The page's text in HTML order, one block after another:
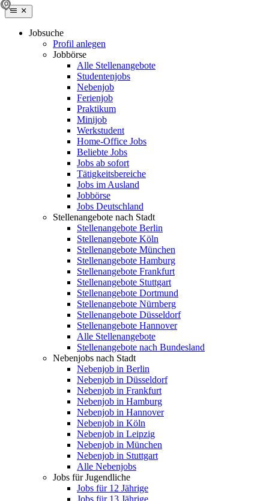
Jobsuche
Profil anlegen
Jobbörse
Alle Stellenangebote
Studentenjobs
Nebenjob
Ferienjob
Praktikum
Minijob
Werkstudent
Home-Office Jobs
Beliebte Jobs
Jobs ab sofort
Tätigkeitsbereiche
Jobs im Ausland
Jobbörse
Jobs Deutschland
Stellenangebote nach Stadt
Stellenangebote Berlin
Stellenangebote Köln
Stellenangebote München
Stellenangebote Hamburg
Stellenangebote Frankfurt
Stellenangebote Stuttgart
Stellenangebote Dortmund
Stellenangebote Nürnberg
Stellenangebote Düsseldorf
Stellenangebote Hannover
Alle Stellenangebote
Stellenangebote nach Bundesland
Nebenjobs nach Stadt
Nebenjob in Berlin
Nebenjob in Düsseldorf
Nebenjob in Frankfurt
Nebenjob in Hamburg
Nebenjob in Hannover
Nebenjob in Köln
Nebenjob in Leipzig
Nebenjob in München
Nebenjob in Stuttgart
Alle Nebenjobs
Jobs für Jugendliche
Jobs für 12 Jährige
Jobs für 13 Jährige